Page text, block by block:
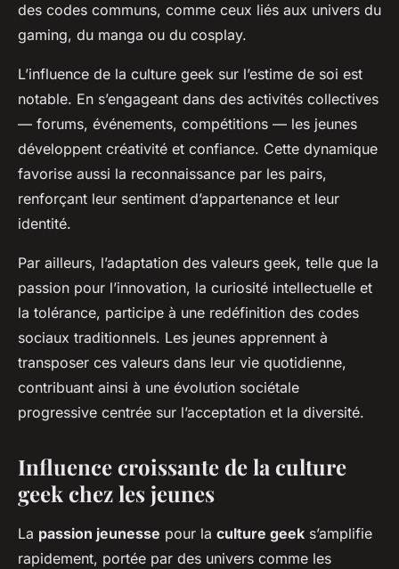
des codes communs, comme ceux liés aux univers du
gaming, du manga ou du cosplay.
L’influence de la culture geek sur l’estime de soi est
notable. En s’engageant dans des activités collectives
— forums, événements, compétitions — les jeunes
développent créativité et confiance. Cette dynamique
favorise aussi la reconnaissance par les pairs,
renforçant leur sentiment d’appartenance et leur
identité.
Par ailleurs, l’adaptation des valeurs geek, telle que la
passion pour l’innovation, la curiosité intellectuelle et
la tolérance, participe à une redéfinition des codes
sociaux traditionnels. Les jeunes apprennent à
transposer ces valeurs dans leur vie quotidienne,
contribuant ainsi à une évolution sociétale
progressive centrée sur l’acceptation et la diversité.
Influence croissante de la culture
geek chez les jeunes
La passion jeunesse pour la culture geek s’amplifie
rapidement, portée par des univers comme les